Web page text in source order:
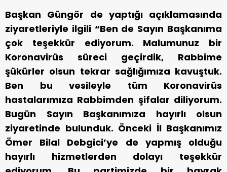
Başkan Güngör de yaptığı açıklamasında
ziyaretleriyle ilgili “Ben de Sayın Başkanıma
çok teşekkür ediyorum. Malumunuz bir
Koronavirüs süreci geçirdik, Rabbime
şükürler olsun tekrar sağlığımıza kavuştuk.
Ben bu vesileyle tüm Koronavirüs
hastalarımıza Rabbimden şifalar diliyorum.
Bugün Sayın Başkanımıza hayırlı olsun
ziyaretinde bulunduk. Önceki İl Başkanımız
Ömer Bilal Debgici’ye de yapmış olduğu
hayırlı hizmetlerden dolayı teşekkür